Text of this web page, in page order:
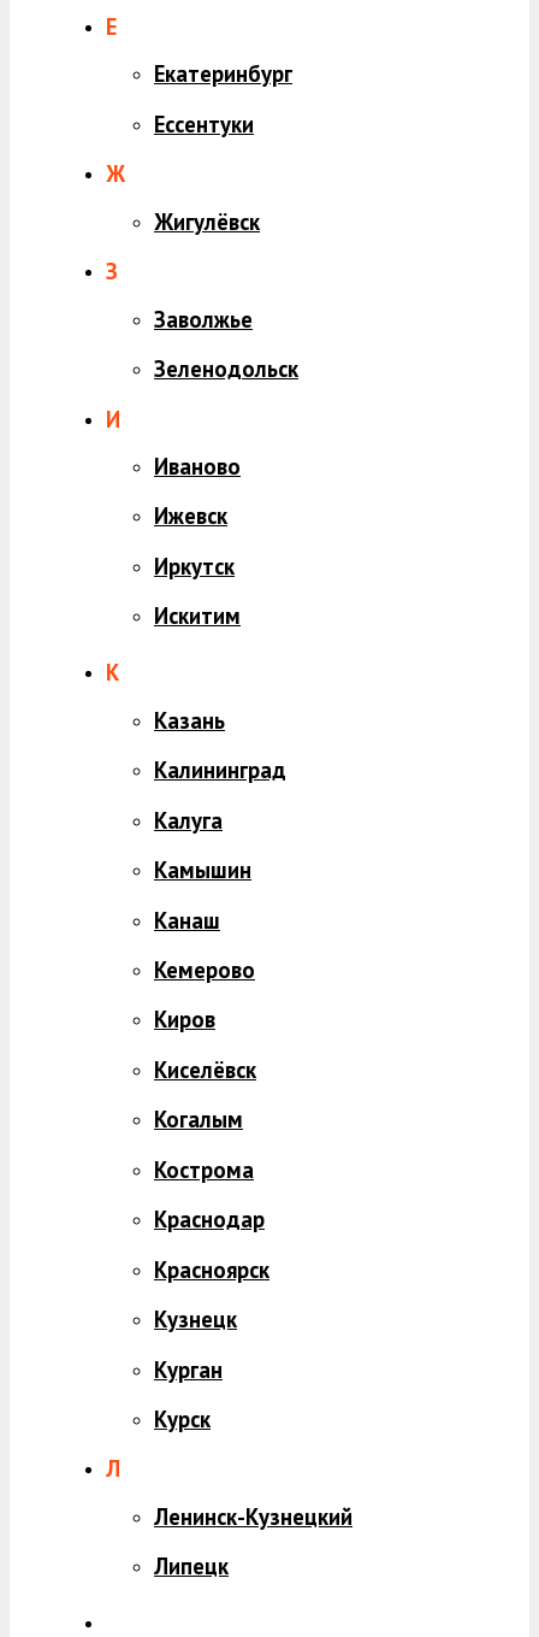
Е
Екатеринбург
Ессентуки
Ж
Жигулёвск
З
Заволжье
Зеленодольск
И
Иваново
Ижевск
Иркутск
Искитим
К
Казань
Калининград
Калуга
Камышин
Канаш
Кемерово
Киров
Киселёвск
Когалым
Кострома
Краснодар
Красноярск
Кузнецк
Курган
Курск
Л
Ленинск-Кузнецкий
Липецк